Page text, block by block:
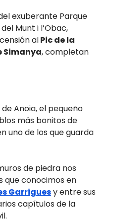
exuberante Parque
Munt i l’Obac,
alPic de la
Simanya, completan
Anoia, el pequeño
más bonitos de
uno de los que guarda
de piedra nos
que conocimos en
Garriguesy entre sus
capítulos de la